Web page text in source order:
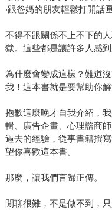
‧跟爸媽的朋友輕鬆打開話
不得不跟關係不上不下的
獄。這些都是讓許多人感到
為什麼會變成這樣？難道
我！這本書就是要幫助你解
抱歉這麼晚才自我介紹，
輯、廣告企畫、心理諮商
過去的經驗，從事書籍撰
望你喜歡這本書。
那麼，讓我們言歸正傳。
閒聊很難，不是做不到，